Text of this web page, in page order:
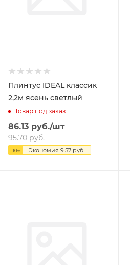
Плинтус IDEAL классик
2,2м ясень светлый
Товар под заказ
86.13 руб./шт
95.70руб.
-10% Экономия9.57 руб.